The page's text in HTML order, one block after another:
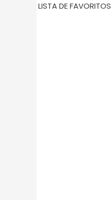
LISTA DE FAVORITOS